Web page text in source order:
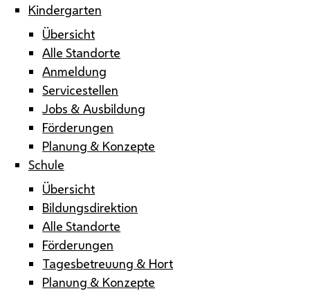
Kindergarten
Übersicht
Alle Standorte
Anmeldung
Servicestellen
Jobs & Ausbildung
Förderungen
Planung & Konzepte
Schule
Übersicht
Bildungsdirektion
Alle Standorte
Förderungen
Tagesbetreuung & Hort
Planung & Konzepte